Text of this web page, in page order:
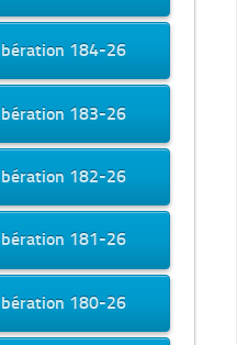
184-26
183-26
182-26
181-26
180-26